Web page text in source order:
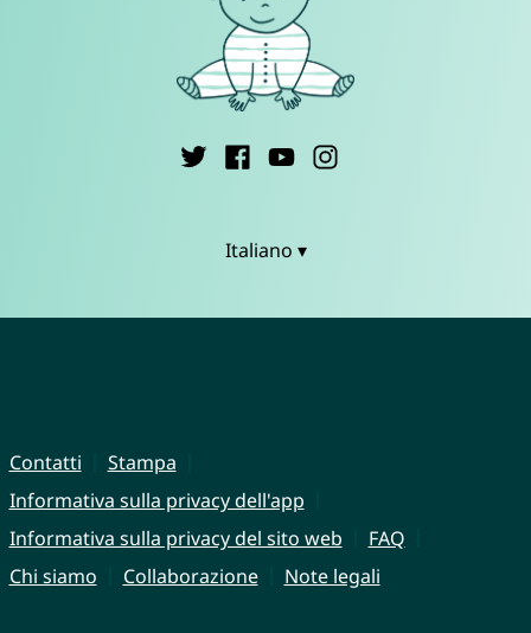
Italiano ▾
Contatti
Stampa
Informativa sulla privacy dell'app
Informativa sulla privacy del sito web
FAQ
Chi siamo
Collaborazione Note legali